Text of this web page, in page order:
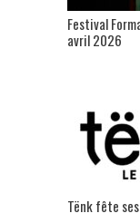
Festival
avril 2026
Tënk fête